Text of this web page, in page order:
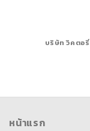
บริษัท วิคตอรี่
หน้าแรก